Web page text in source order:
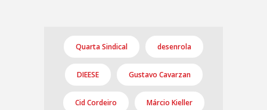
Quarta Sindical desenrola
DIEESE Gustavo Cavarzan
Cid Cordeiro Márcio Kieller